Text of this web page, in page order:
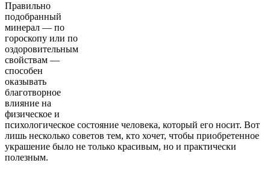
Правильно
подобранный
минерал — по
гороскопу или по
оздоровительным
свойствам —
способен
оказывать
благотворное
влияние на
физическое и
психологическое состояние человека, который его носит. Вот
лишь несколько советов тем, кто хочет, чтобы приобретенное
украшение было не только красивым, но и практически
полезным.